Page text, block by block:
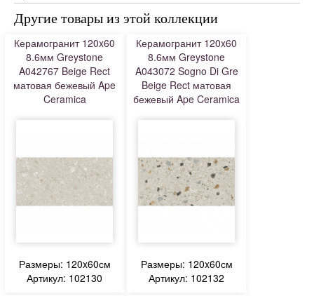
Другие товары из этой коллекции
Керамогранит 120x60
8.6мм Greystone
A042767 Beige Rect
матовая бежевый Ape
Ceramica
Размеры: 120x60см
Артикул: 102130
Керамогранит 120x60
8.6мм Greystone
A043072 Sogno Di Gre
Beige Rect матовая
бежевый Ape Ceramica
Размеры: 120x60см
Артикул: 102132